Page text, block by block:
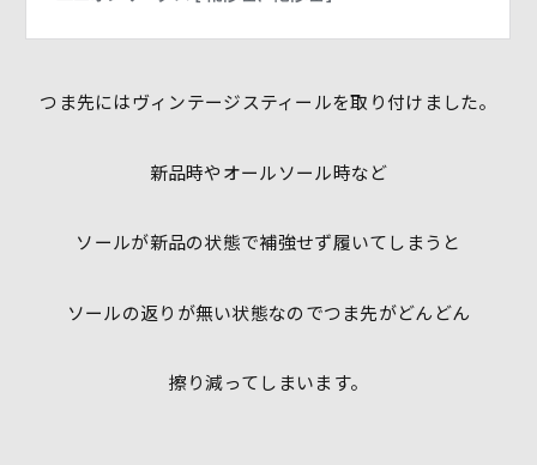
つま先にはヴィンテージスティールを取り付けました。
新品時やオールソール時など
ソールが新品の状態で補強せず履いてしまうと
ソールの返りが無い状態なのでつま先がどんどん
擦り減ってしまいます。